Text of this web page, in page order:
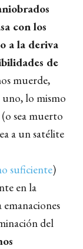
con los
a la deriva
de
muerde,
lo mismo
sea muerto
a un satélite
suficiente)
en la
emanaciones
del